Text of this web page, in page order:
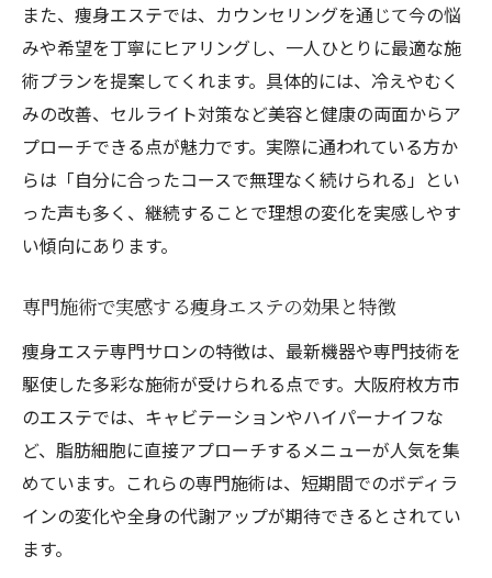
専門サロンで受ける痩身エステの施術内容
とは
痩身エステを通じた健康的な美しさの実現法
痩身エステで目指す健康的な美しさのポイ
ント
内側から変わる痩身エステの健康サポート
力
健康維持に役立つ痩身エステの活用方法
痩身エステで自然なダイエット効果を体感
効果的な痩身エステ施術の選び方を解説
自分に合う痩身エステ施術の見極め方
人気の痩身エステ施術法とその特徴
キャビテーションやラジオ波の効果を解説
痩身エステ専門サロンの施術メニュー比較
また、痩身エステでは、カウンセリングを通じて今の悩
みや希望を丁寧にヒアリングし、一人ひとりに最適な施
術プランを提案してくれます。具体的には、冷えやむく
みの改善、セルライト対策など美容と健康の両面からア
プローチできる点が魅力です。実際に通われている方か
らは「自分に合ったコースで無理なく続けられる」とい
った声も多く、継続することで理想の変化を実感しやす
い傾向にあります。
専門施術で実感する痩身エステの効果と特徴
痩身エステ専門サロンの特徴は、最新機器や専門技術を
駆使した多彩な施術が受けられる点です。大阪府枚方市
のエステでは、キャビテーションやハイパーナイフな
ど、脂肪細胞に直接アプローチするメニューが人気を集
めています。これらの専門施術は、短期間でのボディラ
インの変化や全身の代謝アップが期待できるとされてい
ます。